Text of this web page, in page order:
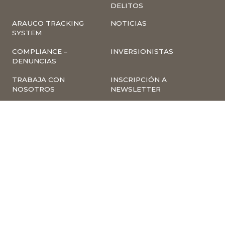
DELITOS
ARAUCO TRACKING
SYSTEM
NOTICIAS
COMPLIANCE –
DENUNCIAS
INVERSIONISTAS
TRABAJA CON
NOSOTROS
INSCRIPCIÓN A
NEWSLETTER